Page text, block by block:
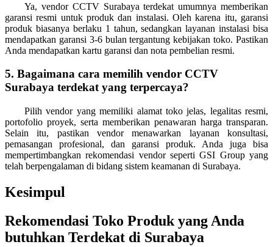
Ya, vendor CCTV Surabaya terdekat umumnya memberikan
garansi resmi untuk produk dan instalasi. Oleh karena itu, garansi
produk biasanya berlaku 1 tahun, sedangkan layanan instalasi bisa
mendapatkan garansi 3-6 bulan tergantung kebijakan toko. Pastikan
Anda mendapatkan kartu garansi dan nota pembelian resmi.
5. Bagaimana cara memilih vendor CCTV
Surabaya terdekat yang terpercaya?
Pilih vendor yang memiliki alamat toko jelas, legalitas resmi,
portofolio proyek, serta memberikan penawaran harga transparan.
Selain itu, pastikan vendor menawarkan layanan konsultasi,
pemasangan profesional, dan garansi produk. Anda juga bisa
mempertimbangkan rekomendasi vendor seperti GSI Group yang
telah berpengalaman di bidang sistem keamanan di Surabaya.
Kesimpul
Rekomendasi Toko Produk yang Anda
butuhkan Terdekat di Surabaya